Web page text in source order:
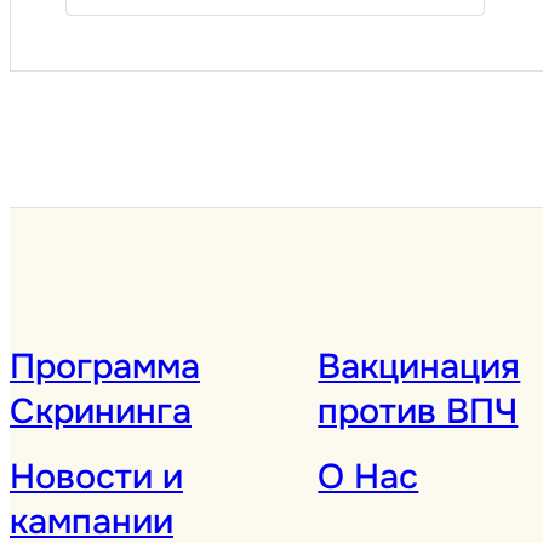
Программа
Скрининга
Вакцинация
против ВПЧ
Новости и
кампании
О Нас